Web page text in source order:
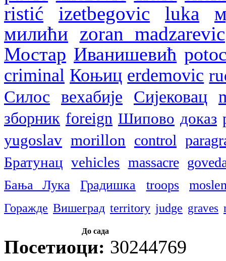
ristić izetbegovic luka
милићи zoran madzarevic
Мостар Иванишевић
criminal Коњиц erdemovic
Силос вехабије Сијековац
зборник foreign Шипово доказ
yugoslav morillon control
Братунац vehicles massacre
Бања Лука Градишка troops
Горажде Вишеград territory judge graves
До сада
Посетиоци: 30244769